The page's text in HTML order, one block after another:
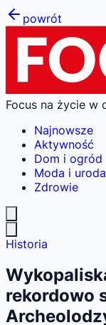
powrót
Focus na życie w
Najnowsze
Aktywność
Dom i ogród
Moda i uroda
Zdrowie
Historia
rekordowo